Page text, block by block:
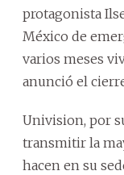
protagonista
México de
varios meses
anunció el
Univision, por
transmitir la
hacen en su